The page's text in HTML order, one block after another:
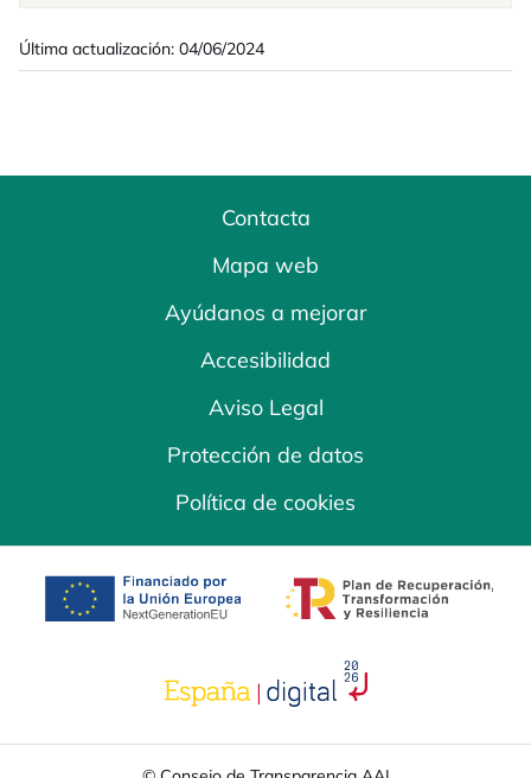
Última actualización: 04/06/2024
Contacta
Mapa web
Ayúdanos a mejorar
Accesibilidad
Aviso Legal
Protección de datos
Política de cookies
se abre en una pestaña nuevase abre en una
se abre en una pestaña